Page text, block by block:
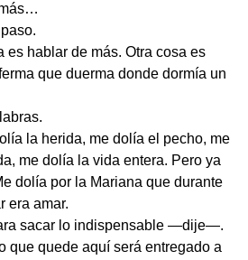
hablar de más. Otra cosa es
que duerma donde dormía un
la herida, me dolía el pecho, me
me dolía la vida entera. Pero ya
dolía por la Mariana que durante
era amar.
sacar lo indispensable —dije—.
que quede aquí será entregado a